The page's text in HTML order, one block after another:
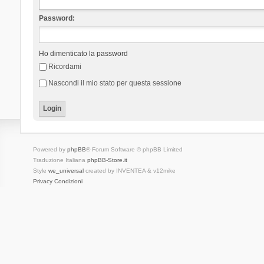
Password:
Ho dimenticato la password
Ricordami
Nascondi il mio stato per questa sessione
Powered by phpBB® Forum Software © phpBB Limited
Traduzione Italiana phpBB-Store.it
Style we_universalcreated by INVENTEA & v12mike
Privacy Condizioni